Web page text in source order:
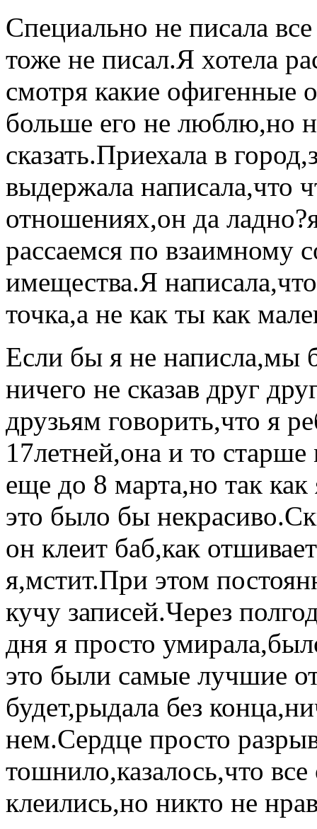
Специально не писала
тоже не писал.Я хотела
смотря какие офигенные
больше его не люблю,но
сказать.Приехала в
выдержала написала,что
отношениях,он да
рассаемся по взаимному
имещества.Я
точка,а не как ты как
Если бы я не написла,мы
ничего не сказав друг
друзьям говорить,что я
17летней,она и то старше
еще до 8 марта,но так
это было бы
он клеит баб,как
я,мстит.При этом
кучу записей.Через
дня я просто
это были самые лучшие
будет,рыдала без
нем.Сердце просто
тошнило,казалось,что
клеились,но никто не